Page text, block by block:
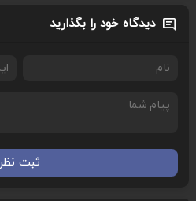
دیدگاه خود را بگذارید
ثبت نظر